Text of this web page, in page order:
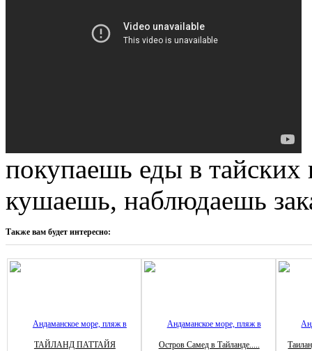
покупаешь еды в
кушаешь, наблюдаешь
Также вам будет интересно:
ТАЙЛАНД ПАТТАЙЯ Остров Самед в Тайланде.....